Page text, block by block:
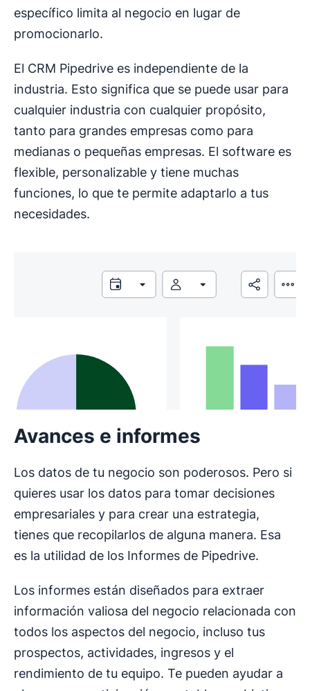
específico limita al negocio en lugar de
promocionarlo.
El CRM Pipedrive es independiente de la
industria. Esto significa que se puede usar para
cualquier industria con cualquier propósito,
tanto para grandes empresas como para
medianas o pequeñas empresas. El software es
flexible, personalizable y tiene muchas
funciones, lo que te permite adaptarlo a tus
necesidades.
Avances e informes
Los datos de tu negocio son poderosos. Pero si
quieres usar los datos para tomar decisiones
empresariales y para crear una estrategia,
tienes que recopilarlos de alguna manera. Esa
es la utilidad de los Informes de Pipedrive.
Los informes están diseñados para extraer
información valiosa del negocio relacionada con
todos los aspectos del negocio, incluso tus
prospectos, actividades, ingresos y el
rendimiento de tu equipo. Te pueden ayudar a